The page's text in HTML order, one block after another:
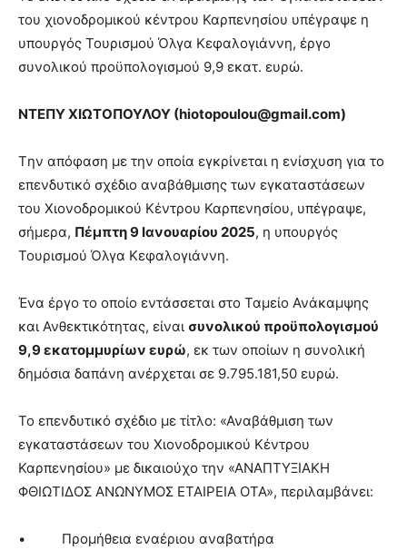
του χιονοδρομικού κέντρου Καρπενησίου υπέγραψε η
υπουργός Τουρισμού Όλγα Κεφαλογιάννη, έργο
συνολικού προϋπολογισμού 9,9 εκατ. ευρώ.
ΝΤΕΠΥ ΧΙΩΤΟΠΟΥΛΟΥ (hiotopoulou@gmail.com)
Tην απόφαση με την οποία εγκρίνεται η ενίσχυση για το
επενδυτικό σχέδιο αναβάθμισης των εγκαταστάσεων
του Χιονοδρομικού Κέντρου Καρπενησίου, υπέγραψε,
σήμερα, Πέμπτη 9 Ιανουαρίου 2025, η υπουργός
Τουρισμού Όλγα Κεφαλογιάννη.
Ένα έργο το οποίο εντάσσεται στο Ταμείο Ανάκαμψης
και Ανθεκτικότητας, είναι συνολικού προϋπολογισμού
9,9 εκατομμυρίων ευρώ, εκ των οποίων η συνολική
δημόσια δαπάνη ανέρχεται σε 9.795.181,50 ευρώ.
Το επενδυτικό σχέδιο με τίτλο: «Αναβάθμιση των
εγκαταστάσεων του Χιονοδρομικού Κέντρου
Καρπενησίου» με δικαιούχο την «ΑΝΑΠΤΥΞΙΑΚΗ
ΦΘΙΩΤΙΔΟΣ ΑΝΩΝΥΜΟΣ ΕΤΑΙΡΕΙΑ ΟΤΑ», περιλαμβάνει:
• Προμήθεια εναέριου αναβατήρα